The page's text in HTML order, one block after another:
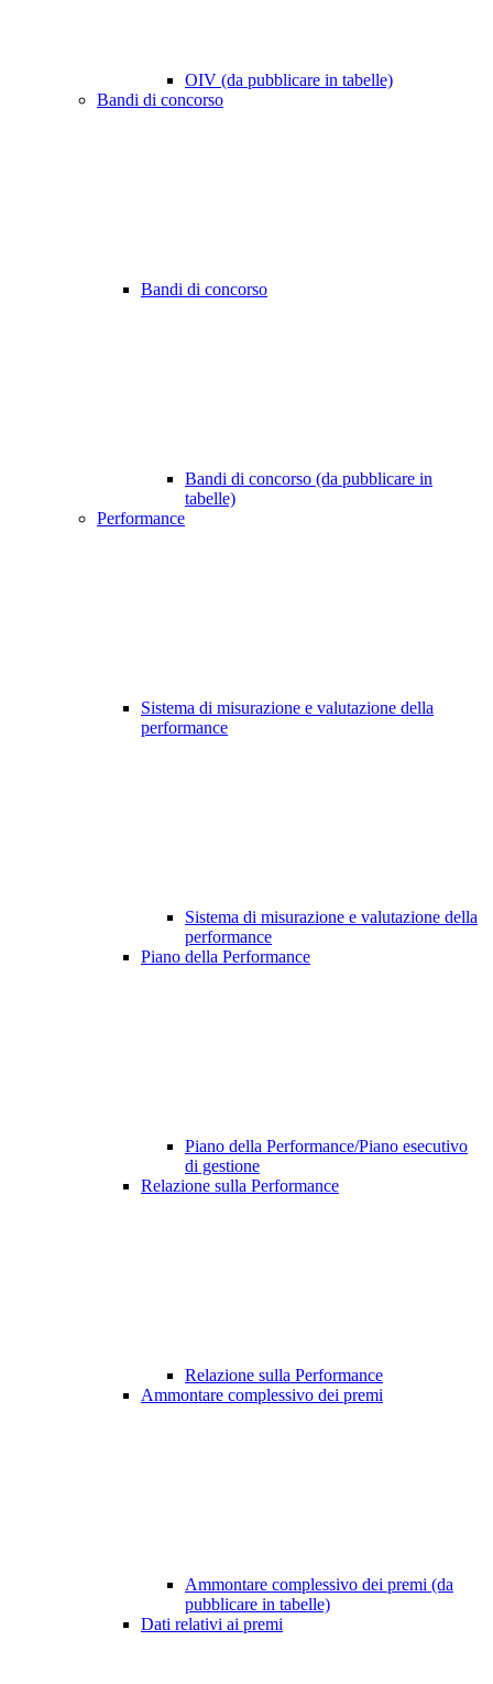
OIV (da pubblicare in tabelle)
Bandi di concorso
Bandi di concorso
Bandi di concorso (da pubblicare in
tabelle)
Performance
Sistema di misurazione e valutazione della
performance
Sistema di misurazione e valutazione della
performance
Piano della Performance
Piano della Performance/Piano esecutivo
di gestione
Relazione sulla Performance
Relazione sulla Performance
Ammontare complessivo dei premi
Ammontare complessivo dei premi (da
pubblicare in tabelle)
Dati relativi ai premi